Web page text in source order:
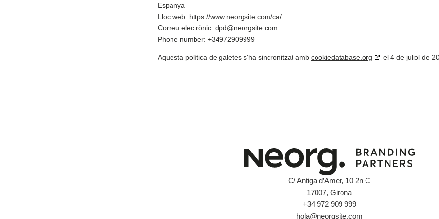
Espanya
Lloc web: https://www.neorgsite.com/ca/
Correu electrònic: dpd@neorgsite.com
Phone number: +34972909999
Aquesta política de galetes s'ha sincronitzat amb cookiedatabase.org el 4 de juliol de
C/ Antiga d’Amer, 10 2n C
17007, Girona
+34 972 909 999
hola@neorgsite.com